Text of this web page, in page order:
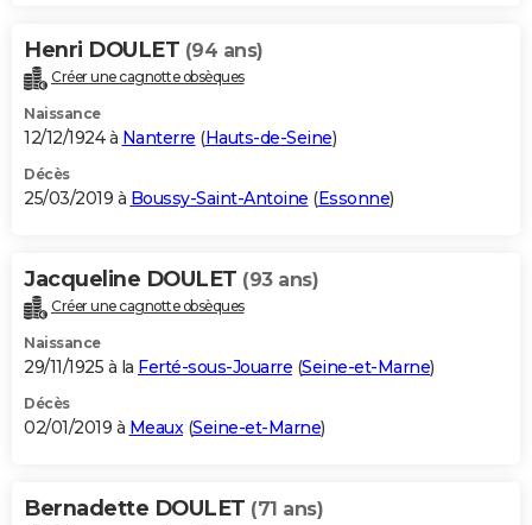
Henri DOULET (94 ans)
Créer une cagnotte obsèques
Naissance
12/12/1924 à Nanterre (Hauts-de-Seine)
Décès
25/03/2019 à Boussy-Saint-Antoine (Essonne)
Jacqueline DOULET (93 ans)
Créer une cagnotte obsèques
Naissance
29/11/1925 à la Ferté-sous-Jouarre (Seine-et-Marne)
Décès
02/01/2019 à Meaux(Seine-et-Marne)
Bernadette DOULET (71 ans)